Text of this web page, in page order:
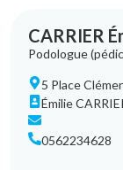
CARRIER
Podologue
5 Place
Émilie
0562234628